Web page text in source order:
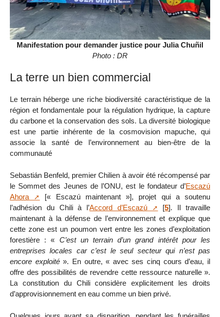
Manifestation pour demander justice pour Julia Chuñil
Photo : DR
La terre un bien commercial
Le terrain héberge une riche biodiversité caractéristique de la
région et fondamentale pour la régulation hydrique, la capture
du carbone et la conservation des sols. La diversité biologique
est une partie inhérente de la cosmovision mapuche, qui
associe la santé de l’environnement au bien-être de la
communauté
Sebastián Benfeld, premier Chilien à avoir été récompensé par
le Sommet des Jeunes de l’ONU, est le fondateur d’Escazú
Ahora
[« Escazú maintenant »], projet qui a soutenu
l’adhésion du Chili à l’Accord d’Escazú [5]. Il travaille
maintenant à la défense de l’environnement et explique que
cette zone est un poumon vert entre les zones d’exploitation
forestière : « C’est un terrain d’un grand intérêt pour les
entreprises locales car c’est le seul secteur qui n’est pas
encore exploité». En outre, « avec ses cinq cours d’eau, il
offre des possibilités de revendre cette ressource naturelle ».
La constitution du Chili considère explicitement les droits
d’approvisionnement en eau comme un bien privé.